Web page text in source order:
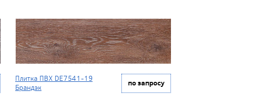
Плитка ПВХ DE7541-19
Брандэк
по запросу